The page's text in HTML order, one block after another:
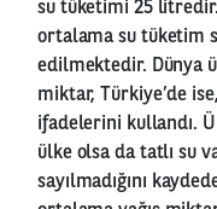
su tüketimi 25
ortalama su tüketim
edilmektedir. Dünya
miktar, Türkiye’de
ifadelerini kullandı.
ülke olsa da tatlı su
sayılmadığını